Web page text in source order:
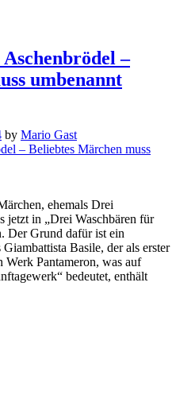
–
umbenannt
by Mario Gast
ehemals Drei
jetzt in „Drei Waschbären für
Der Grund dafür ist ein
Basile, der als erster
Werk Pantameron, was auf
bedeutet, enthält